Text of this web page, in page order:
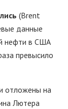
(Brent
данные
нефти в США
превысило
отложены на
Лютера